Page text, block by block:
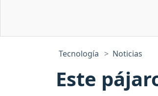
Tecnología Noticias
Este